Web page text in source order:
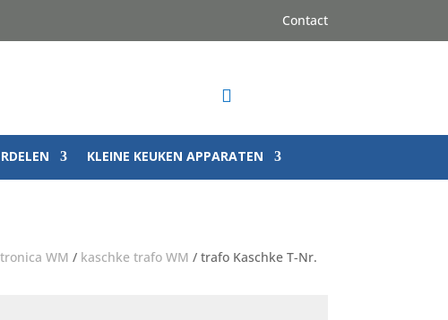
Contact

KLEINE KEUKEN APPARATEN
WM / kaschke trafo WM / trafo Kaschke T-Nr.